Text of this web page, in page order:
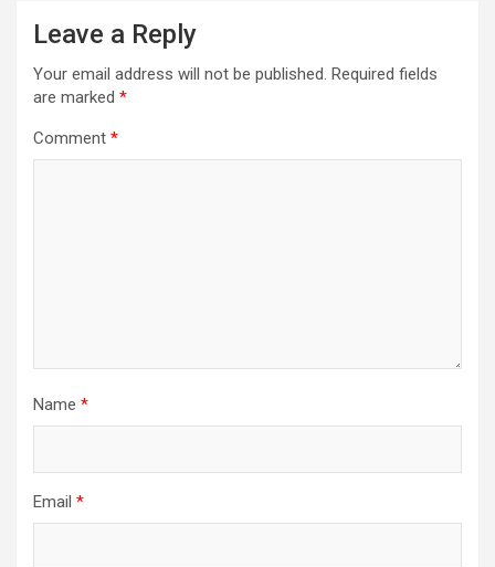
Leave a Reply
Your email address will not be published. Required fields
are marked *
Comment *
Name *
Email *